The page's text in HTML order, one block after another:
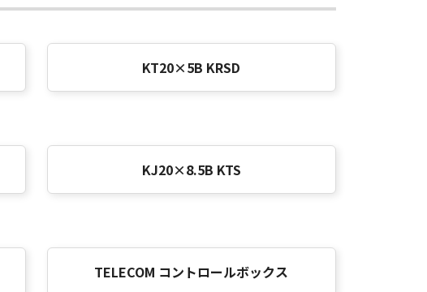
KT20×5B KRSD
KJ20×8.5B KTS
TELECOM コントロールボックス